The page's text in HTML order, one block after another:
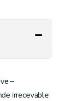
–
irrecevable